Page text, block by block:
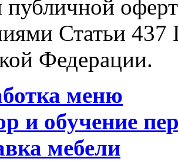
публичной
Статьи 437
Федерации.
меню
и обучение
мебели